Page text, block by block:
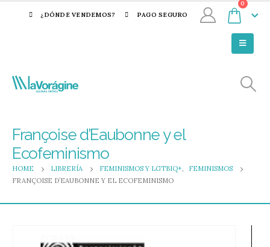
¿DÓNDE VENDEMOS? PAGO SEGURO
0
Françoise d’Eaubonne y el
Ecofeminismo
HOME LIBRERÍA FEMINISMOS Y LGTBIQ+,
FEMINISMOS
FRANÇOISE D’EAUBONNE Y EL ECOFEMINISMO